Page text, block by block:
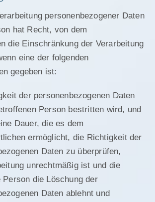
personenbezogener Daten
hat Recht, von dem
die Einschränkung der Verarbeitung
eine der folgenden
gegeben ist:
der personenbezogenen Daten
Person bestritten wird, und
Dauer, die es dem
ermöglicht, die Richtigkeit der
Daten zu überprüfen,
unrechtmäßig ist und die
Person die Löschung der
Daten ablehnt und